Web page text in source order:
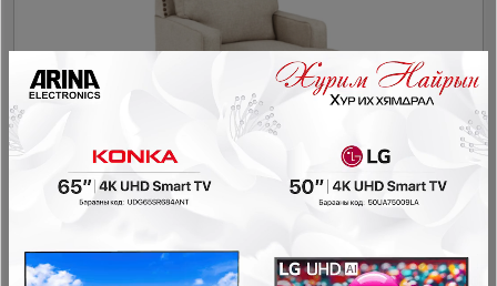
Ashley - Даавуун буйдан 1560220